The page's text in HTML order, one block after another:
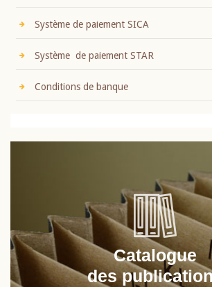
Système de paiement SICA
Système de paiement STAR
Conditions de banque
Catalogue
des